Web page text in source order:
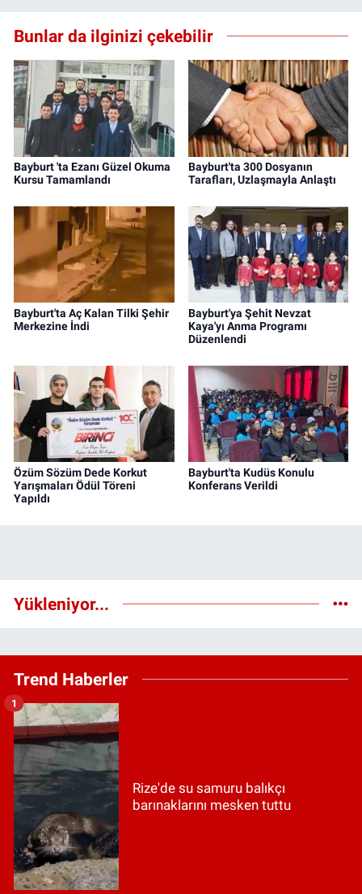
Bunlar da ilginizi çekebilir
Bayburt 'ta Ezanı Güzel Okuma
Kursu Tamamlandı
Bayburt'ta 300 Dosyanın
Tarafları, Uzlaşmayla Anlaştı
Bayburt'ta Aç Kalan Tilki Şehir
Merkezine İndi
Bayburt'ya Şehit Nevzat
Kaya'yı Anma Programı
Düzenlendi
Özüm Sözüm Dede Korkut
Yarışmaları Ödül Töreni
Yapıldı
Bayburt'ta Kudüs Konulu
Konferans Verildi
Yükleniyor...
Trend Haberler
Rize'de su samuru balıkçı
barınaklarını mesken tuttu
1